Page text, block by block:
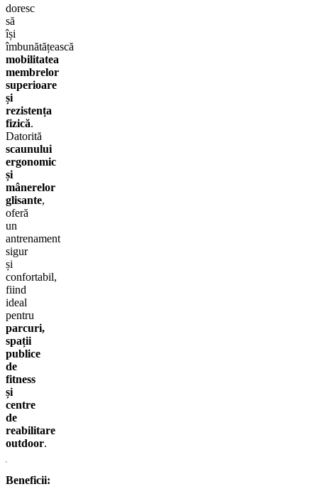
doresc
să
își
îmbunătățească
mobilitatea
membrelor
superioare
și
rezistența
fizică.
Datorită
scaunului
ergonomic
și
mânerelor
glisante,
oferă
un
antrenament
sigur
și
confortabil,
fiind
ideal
pentru
parcuri,
spații
publice
de
fitness
și
centre
de
reabilitare
outdoor.
Beneficii: